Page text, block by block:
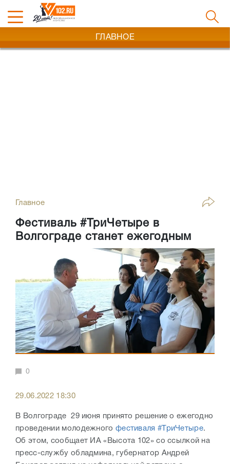
ГЛАВНОЕ
Главное
Фестиваль #ТриЧетыре в
Волгограде станет ежегодным
0
29.06.2022 18:30
В Волгограде 29 июня принято решение о ежегодно
проведении молодежного фестиваля #ТриЧетыре.
Об этом, сообщает ИА «Высота 102» со ссылкой на
пресс-службу обладмина, губернатор Андрей